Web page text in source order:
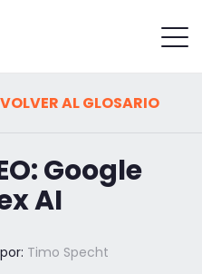
VOLVER AL GLOSARIO
Google
AI
Timo Specht